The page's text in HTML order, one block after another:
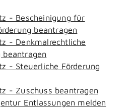
- Bescheinigung für
beantragen
- Denkmalrechtliche
beantragen
- Steuerliche Förderung
- Zuschuss beantragen
Entlassungen melden